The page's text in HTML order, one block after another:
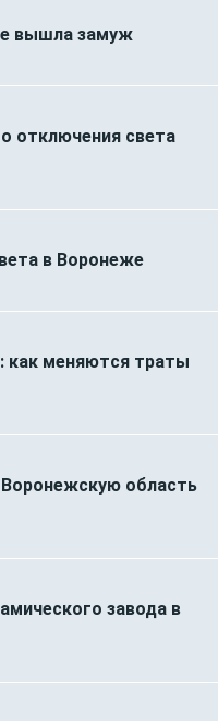
вышла замуж
отключения света
в Воронеже
как меняются траты
Воронежскую область
завода в